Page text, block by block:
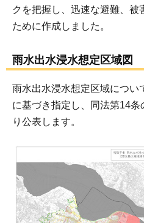
クを把握し、迅速な避難、被
ために作成しました。
雨水出水浸水想定区域図
雨水出水浸水想定区域につい
に基づき指定し、同法第14
り公表します。